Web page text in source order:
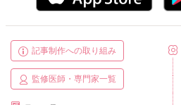
記事制作への取り組み
監修医師・専門家一覧